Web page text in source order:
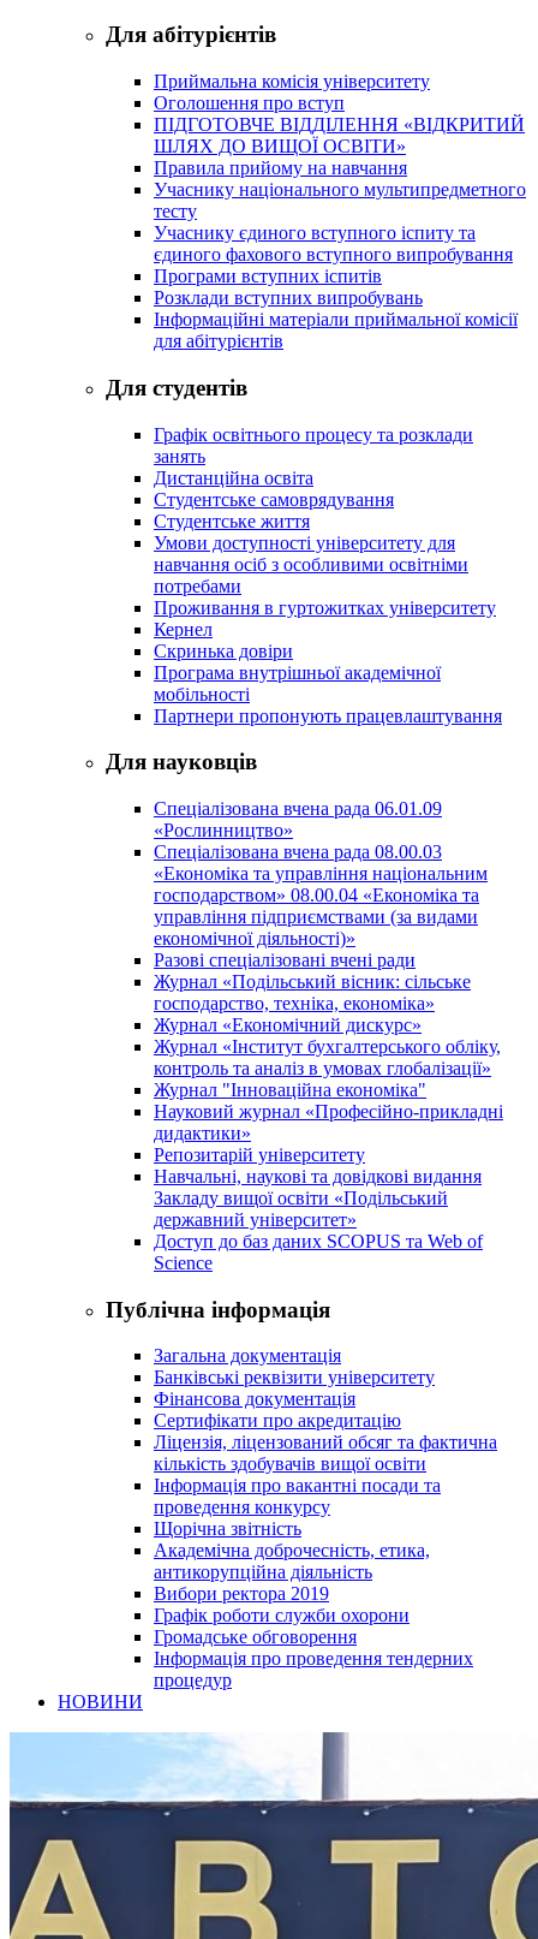
Для абітурієнтів
Приймальна комісія університету
Оголошення про вступ
ПІДГОТОВЧЕ ВІДДІЛЕННЯ «ВІДКРИТИЙ
ШЛЯХ ДО ВИЩОЇ ОСВІТИ»
Правила прийому на навчання
Учаснику національного мультипредметного
тесту
Учаснику єдиного вступного іспиту та
єдиного фахового вступного випробування
Програми вступних іспитів
Розклади вступних випробувань
Інформаційні матеріали приймальної комісії
для абітурієнтів
Для студентів
Графік освітнього процесу та розклади
занять
Дистанційна освіта
Студентське самоврядування
Студентське життя
Умови доступності університету для
навчання осіб з особливими освітніми
потребами
Проживання в гуртожитках університету
Кернел
Скринька довіри
Програма внутрішньої академічної
мобільності
Партнери пропонують працевлаштування
Для науковців
Спеціалізована вчена рада 06.01.09
«Рослинництво»
Спеціалізована вчена рада 08.00.03
«Економіка та управління національним
господарством» 08.00.04 «Економіка та
управління підприємствами (за видами
економічної діяльності)»
Разові спеціалізовані вчені ради
Журнал «Подільський вісник: сільське
господарство, техніка, економіка»
Журнал «Економічний дискурс»
Журнал «Інститут бухгалтерського обліку,
контроль та аналіз в умовах глобалізації»
Журнал "Інноваційна економіка"
Науковий журнал «Професійно-прикладні
дидактики»
Репозитарій університету
Навчальні, наукові та довідкові видання
Закладу вищої освіти «Подільський
державний університет»
Доступ до баз даних SCOPUS та Web of
Science
Публічна інформація
Загальна документація
Банківські реквізити університету
Фінансова документація
Сертифікати про акредитацію
Ліцензія, ліцензований обсяг та фактична
кількість здобувачів вищої освіти
Інформація про вакантні посади та
проведення конкурсу
Щорічна звітність
Академічна доброчесність, етика,
антикорупційна діяльність
Вибори ректора 2019
Графік роботи служби охорони
Громадське обговорення
Інформація про проведення тендерних
процедур
НОВИНИ